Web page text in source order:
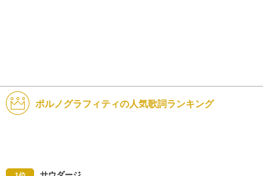
ポルノグラフィティの人気歌詞ランキング